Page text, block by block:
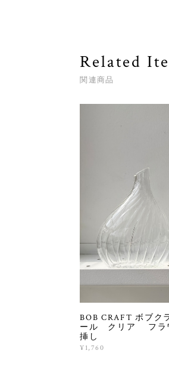
Related
関連商品
BOB CRAFT ボブ
ール クリア フラ
挿し
¥1,760